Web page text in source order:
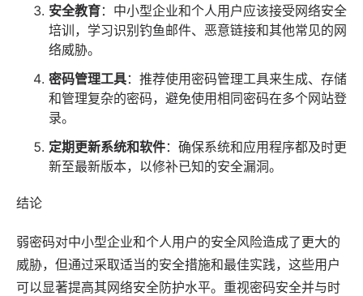
安全教育：中小型企业和个人用户应该接受网络安全
培训，学习识别钓鱼邮件、恶意链接和其他常见的网
络威胁。
密码管理工具：推荐使用密码管理工具来生成、存储
和管理复杂的密码，避免使用相同密码在多个网站登
录。
定期更新系统和软件：确保系统和应用程序都及时更
新至最新版本，以修补已知的安全漏洞。
结论
弱密码对中小型企业和个人用户的安全风险造成了更大的
威胁，但通过采取适当的安全措施和最佳实践，这些用户
可以显著提高其网络安全防护水平。重视密码安全并与时